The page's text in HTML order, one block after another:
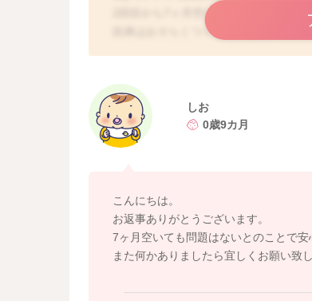
2回目から7ヶ月空いているということ
抗体はおそらくつくと思います。
予防接種のスケジュールとしても、問
どうぞよろしくお願いします。
しお
0歳9カ月
こんにちは。
お返事ありがとうございます。
7ヶ月空いても問題はないとのことで安
また何かありましたら宜しくお願い致し